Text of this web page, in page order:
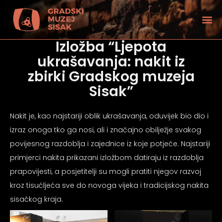
Izložba “Ljepota
ukrašavanja: nakit iz
zbirki Gradskog muzeja
Sisak”
Nakit je, kao najstariji oblik ukrašavanja, oduvijek bio dio i
izraz onoga tko ga nosi, ali i značajno obilježje svakog
povijesnog razdoblja i zajednice iz koje potječe. Najstariji
primjerci nakita prikazani izložbom datiraju iz razdoblja
prapovijesti, a posjetitelji su mogli pratiti njegov razvoj
kroz tisućljeća sve do novoga vijeka i tradicijskog nakita
sisačkog kraja.
vida